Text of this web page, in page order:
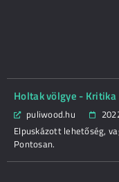
Holtak völgye - Kritika
puliwood.hu
Elpuskázott lehetőség,
Pontosan.